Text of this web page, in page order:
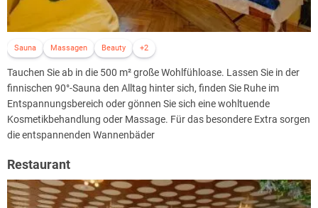
Sauna Massagen Beauty +2
Tauchen Sie ab in die 500 m² große Wohlfühloase. Lassen Sie in der
finnischen 90°-Sauna den Alltag hinter sich, finden Sie Ruhe im
Entspannungsbereich oder gönnen Sie sich eine wohltuende
Kosmetikbehandlung oder Massage. Für das besondere Extra sorgen
die entspannenden Wannenbäder
Restaurant